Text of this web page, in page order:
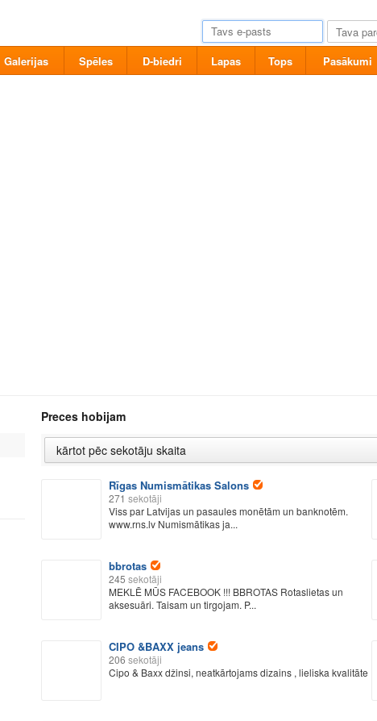
Galerijas Spēles D-biedri Lapas Tops Pasākumi
Preces hobijam
Rīgas Numismātikas Salons
271 sekotāji
Viss par Latvijas un pasaules monētām un banknotēm.
www.rns.lv Numismātikas ja...
bbrotas
245 sekotāji
MEKLĒ MŪS FACEBOOK !!! BBROTAS Rotaslietas un
aksesuāri. Taisam un tirgojam. P...
CIPO &BAXX jeans
206 sekotāji
Cipo & Baxx džinsi, neatkārtojams dizains , lieliska kvalitāte